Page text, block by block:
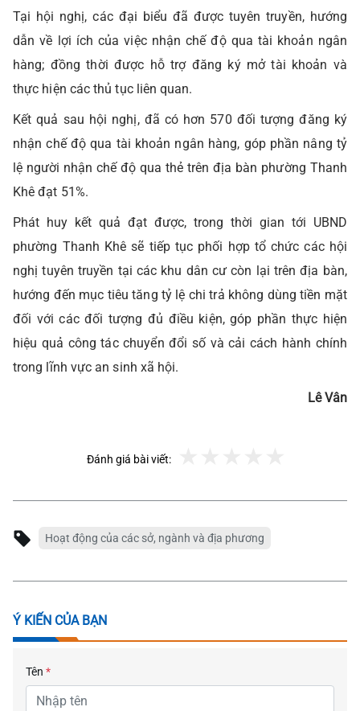
Tại hội nghị, các đại biểu đã được tuyên truyền, hướng
dẫn về lợi ích của việc nhận chế độ qua tài khoản ngân
hàng; đồng thời được hỗ trợ đăng ký mở tài khoản và
thực hiện các thủ tục liên quan.
Kết quả sau hội nghị, đã có hơn 570 đối tượng đăng ký
nhận chế độ qua tài khoản ngân hàng, góp phần nâng tỷ
lệ người nhận chế độ qua thẻ trên địa bàn phường Thanh
Khê đạt 51%.
Phát huy kết quả đạt được, trong thời gian tới UBND
phường Thanh Khê sẽ tiếp tục phối hợp tổ chức các hội
nghị tuyên truyền tại các khu dân cư còn lại trên địa bàn,
hướng đến mục tiêu tăng tỷ lệ chi trả không dùng tiền mặt
đối với các đối tượng đủ điều kiện, góp phần thực hiện
hiệu quả công tác chuyển đổi số và cải cách hành chính
trong lĩnh vực an sinh xã hội.
Lê Vân
Đánh giá bài viết:
Hoạt động của các sở, ngành và địa phương
Ý KIẾN CỦA BẠN
Tên *